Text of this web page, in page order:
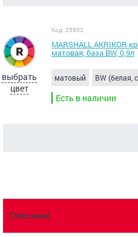
выбрать
цвет
Код: 25852
MARSHALL AKRIKOR
матовая, база BW, 0,9л
матовый BW (белая,
Есть в наличии
Описание